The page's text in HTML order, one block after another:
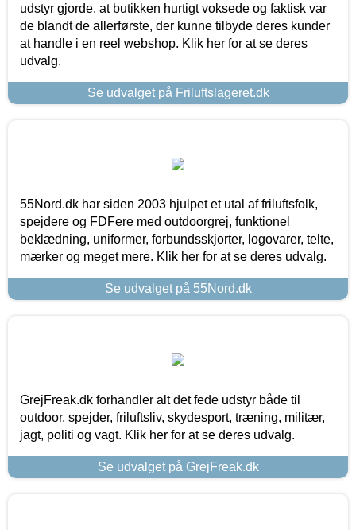
udstyr gjorde, at butikken hurtigt voksede og faktisk var
de blandt de allerførste, der kunne tilbyde deres kunder
at handle i en reel webshop. Klik her for at se deres
udvalg.
Se udvalget på Friluftslageret.dk
55Nord.dk har siden 2003 hjulpet et utal af friluftsfolk,
spejdere og FDFere med outdoorgrej, funktionel
beklædning, uniformer, forbundsskjorter, logovarer, telte,
mærker og meget mere. Klik her for at se deres udvalg.
Se udvalget på 55Nord.dk
GrejFreak.dk forhandler alt det fede udstyr både til
outdoor, spejder, friluftsliv, skydesport, træning, militær,
jagt, politi og vagt. Klik her for at se deres udvalg.
Se udvalget på GrejFreak.dk